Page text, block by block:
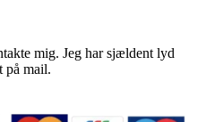
mig. Jeg har sjældent lyd
på mail.